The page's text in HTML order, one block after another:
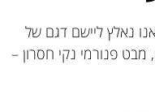
נאלץ ליישם דגם של
מבט פנורמי נקי חסרון –